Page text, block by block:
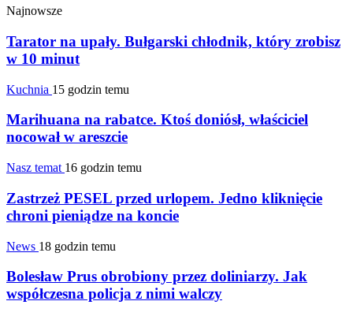
Najnowsze
Tarator na upały. Bułgarski chłodnik, który zrobisz
w 10 minut
Kuchnia 15 godzin temu
Marihuana na rabatce. Ktoś doniósł, właściciel
nocował w areszcie
Nasz temat 16 godzin temu
Zastrzeż PESEL przed urlopem. Jedno kliknięcie
chroni pieniądze na koncie
News 18 godzin temu
Bolesław Prus obrobiony przez doliniarzy. Jak
współczesna policja z nimi walczy